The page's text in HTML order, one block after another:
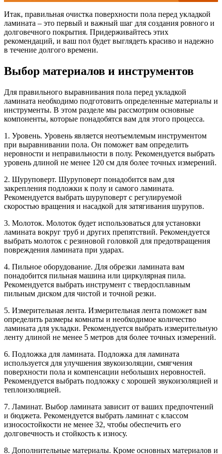
Итак, правильная очистка поверхности пола перед укладкой
ламината – это первый и важный шаг для создания ровного и
долговечного покрытия. Придерживайтесь этих
рекомендаций, и ваш пол будет выглядеть красиво и надежно
в течение долгого времени.
Выбор материалов и инструментов
Для правильного выравнивания пола перед укладкой
ламината необходимо подготовить определенные материалы и
инструменты. В этом разделе мы рассмотрим основные
компоненты, которые понадобятся вам для этого процесса.
1. Уровень. Уровень является неотъемлемым инструментом
при выравнивании пола. Он поможет вам определить
неровности и неправильности в полу. Рекомендуется выбрать
уровень длиной не менее 120 см для более точных измерений.
2. Шуруповерт. Шуруповерт понадобится вам для
закрепления подложки к полу и самого ламината.
Рекомендуется выбрать шуруповерт с регулируемой
скоростью вращения и насадкой для затягивания шурупов.
3. Молоток. Молоток будет использоваться для установки
ламината вокруг труб и других препятствий. Рекомендуется
выбрать молоток с резиновой головкой для предотвращения
повреждения ламината при ударах.
4. Пильное оборудование. Для обрезки ламината вам
понадобится пильная машина или циркулярная пила.
Рекомендуется выбрать инструмент с твердосплавным
пильным диском для чистой и точной резки.
5. Измерительная лента. Измерительная лента поможет вам
определить размеры комнаты и необходимое количество
ламината для укладки. Рекомендуется выбрать измерительную
ленту длиной не менее 5 метров для более точных измерений.
6. Подложка для ламината. Подложка для ламината
используется для улучшения звукоизоляции, смягчения
поверхности пола и компенсации небольших неровностей.
Рекомендуется выбрать подложку с хорошей звукоизоляцией и
теплоизоляцией.
7. Ламинат. Выбор ламината зависит от ваших предпочтений
и бюджета. Рекомендуется выбрать ламинат с классом
износостойкости не менее 32, чтобы обеспечить его
долговечность и стойкость к износу.
8. Дополнительные материалы. Кроме основных материалов и